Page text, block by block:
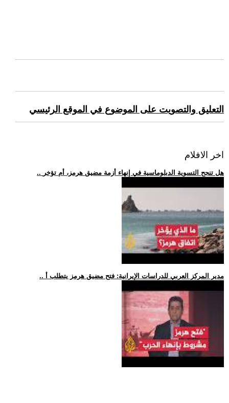
التعليق والتصويت على الموضوع في الموقع الرئيسي
اخر الافلام
.. هل تنجح التسوية الدبلوماسية في إنهاء أزمة مضيق هرمز، أم تؤخر
.. مدير المركز العربي للدراسات الإيرانية: فتح مضيق هرمز يتطلب أ